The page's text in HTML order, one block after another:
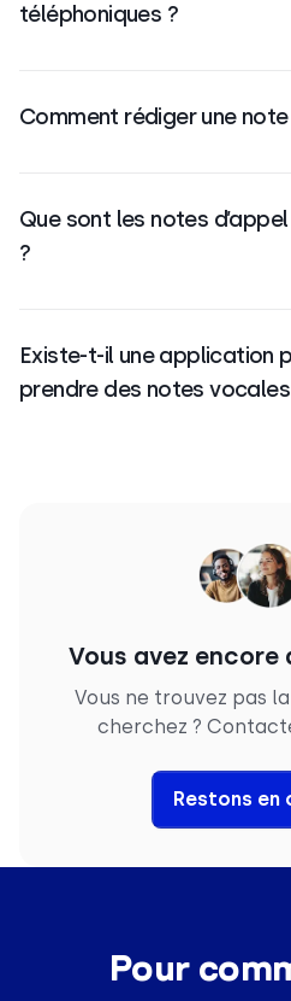
téléphoniques ?
Comment rédiger une note
Que sont les notes
?
Existe-t-il une application
prendre des notes vocales
Vous avez encore
Vous ne trouvez pas
cherchez ?
Restons
Pour